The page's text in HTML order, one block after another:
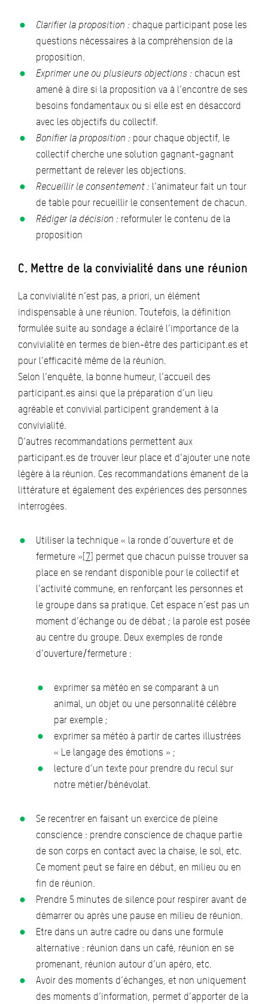
Clarifier la proposition : chaque participant pose les
questions nécessaires à la compréhension de la
proposition.
Exprimer une ou plusieurs objections : chacun est
amené à dire si la proposition va à l’encontre de ses
besoins fondamentaux ou si elle est en désaccord
avec les objectifs du collectif.
Bonifier la proposition : pour chaque objectif, le
collectif cherche une solution gagnant-gagnant
permettant de relever les objections.
Recueillir le consentement : l’animateur fait un tour
de table pour recueillir le consentement de chacun.
Rédiger la décision : reformuler le contenu de la
proposition
C. Mettre de la convivialité dans une réunion
La convivialité n’est pas, a priori, un élément
indispensable à une réunion. Toutefois, la définition
formulée suite au sondage a éclairé l’importance de la
convivialité en termes de bien-être des participant.es et
pour l’efficacité même de la réunion.
Selon l’enquête, la bonne humeur, l’accueil des
participant.es ainsi que la préparation d’un lieu
agréable et convivial participent grandement à la
convivialité.
D’autres recommandations permettent aux
participant.es de trouver leur place et d’ajouter une note
légère à la réunion. Ces recommandations émanent de la
littérature et également des expériences des personnes
interrogées.
Utiliser la technique « la ronde d’ouverture et de
fermeture »[7] permet que chacun puisse trouver sa
place en se rendant disponible pour le collectif et
l’activité commune, en renforçant les personnes et
le groupe dans sa pratique. Cet espace n’est pas un
moment d’échange ou de débat ; la parole est posée
au centre du groupe. Deux exemples de ronde
d’ouverture/fermeture :
exprimer sa météo en se comparant à un
animal, un objet ou une personnalité célèbre
par exemple ;
exprimer sa météo à partir de cartes illustrées
« Le langage des émotions » ;
lecture d’un texte pour prendre du recul sur
notre métier/bénévolat.
Se recentrer en faisant un exercice de pleine
conscience : prendre conscience de chaque partie
de son corps en contact avec la chaise, le sol, etc.
Ce moment peut se faire en début, en milieu ou en
fin de réunion.
Prendre 5 minutes de silence pour respirer avant de
démarrer ou après une pause en milieu de réunion.
Etre dans un autre cadre ou dans une formule
alternative : réunion dans un café, réunion en se
promenant, réunion autour d’un apéro, etc.
Avoir des moments d’échanges, et non uniquement
des moments d’information, permet d’apporter de la